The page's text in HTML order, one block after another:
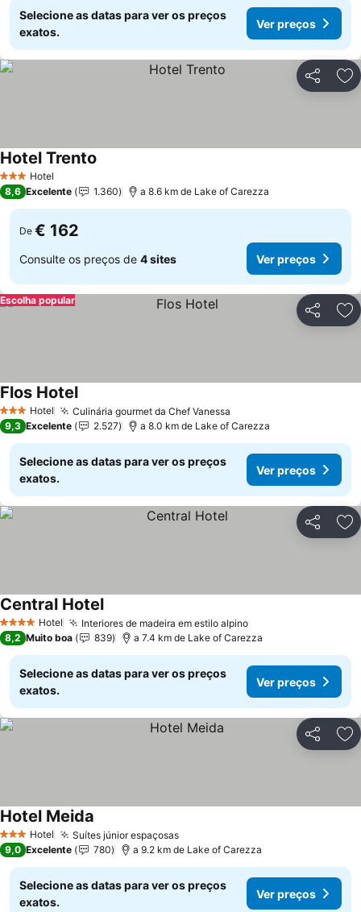
Selecione as datas para ver os preços
exatos.
Ver preços
Partilhar
3 EstrelasHotel
Hotel Trento
8,6 Excelente 1.360 a 8.6 km de Lake of Carezza
De € 162
Consulte os preços de 4 sites Ver preços
Partilhar
Escolha popular
3 EstrelasHotel Culinária gourmet da Chef Vanessa
Flos HotelVer preços
9,3 Excelente 2.527 a 8.0 km de Lake of Carezza
Selecione as datas para ver os preços
exatos.
Ver preços
Partilhar
4 EstrelasHotel Interiores de madeira em estilo alpinoVer preços
Central HotelVer preços
8,2 Muito boa 839 a 7.4 km de Lake of Carezza
Selecione as datas para ver os preços
exatos.
Ver preços
Partilhar
3 EstrelasHotel Suítes júnior espaçosasVer preços
Hotel Meida
9,0 Excelente 780 a 9.2 km de Lake of Carezza
Selecione as datas para ver os preços
exatos.
Ver preços